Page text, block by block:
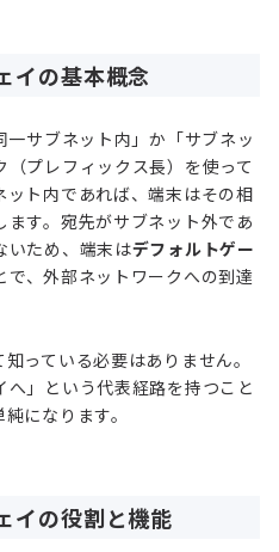
イの基本概念
サブネット内」か「サブネッ
プレフィックス長）を使って
ト内であれば、端末はその相
す。宛先がサブネット外であ
いため、端末はデフォルトゲー
で、外部ネットワークへの到達
っている必要はありません。
へ」という代表経路を持つこと
になります。
イの役割と機能